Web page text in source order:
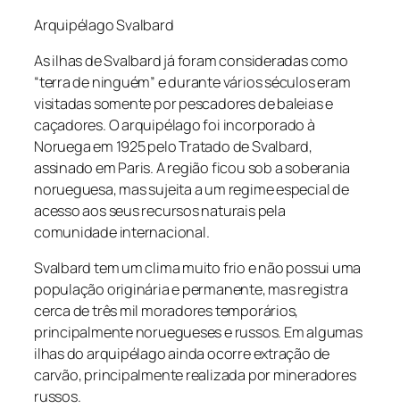
Arquipélago Svalbard
As ilhas de Svalbard já foram consideradas como
“terra de ninguém” e durante vários séculos eram
visitadas somente por pescadores de baleias e
caçadores. O arquipélago foi incorporado à
Noruega em 1925 pelo Tratado de Svalbard,
assinado em Paris. A região ficou sob a soberania
norueguesa, mas sujeita a um regime especial de
acesso aos seus recursos naturais pela
comunidade internacional.
Svalbard tem um clima muito frio e não possui uma
população originária e permanente, mas registra
cerca de três mil moradores temporários,
principalmente noruegueses e russos. Em algumas
ilhas do arquipélago ainda ocorre extração de
carvão, principalmente realizada por mineradores
russos.